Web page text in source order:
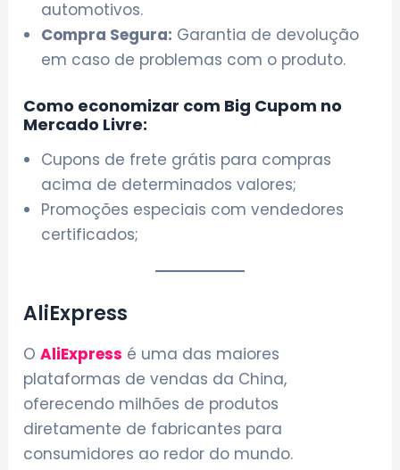
automotivos.
Compra Segura: Garantia de devolução
em caso de problemas com o produto.
Como economizar com Big Cupom no
Mercado Livre:
Cupons de frete grátis para compras
acima de determinados valores;
Promoções especiais com vendedores
certificados;
AliExpress
OAliExpress é uma das maiores
plataformas de vendas da China,
oferecendo milhões de produtos
diretamente de fabricantes para
consumidores ao redor do mundo.